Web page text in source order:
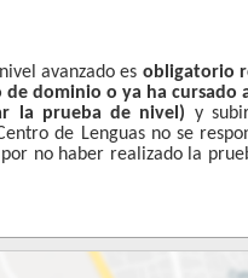
avanzado es obligatorio
de dominio o ya ha
la prueba de nivel) y
de Lenguas no se
no haber realizado la